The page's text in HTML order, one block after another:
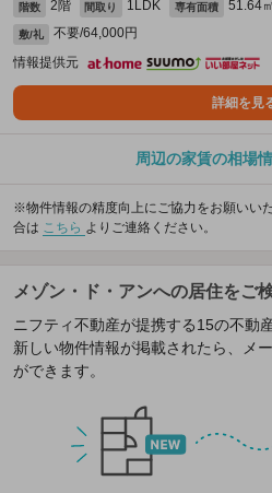
階数 2階 間取り 1LDK 専有面積 51.64㎡
敷/礼
不要/64,000円
情報提供元
詳細を見
周辺の家賃の相場
※物件情報の精度向上にご協力をお願いい
合は こちら よりご連絡ください。
メゾン・ド・アンへの居住をご
ニフティ不動産が提携する15の不動
新しい物件情報が掲載されたら、メ
ができます。